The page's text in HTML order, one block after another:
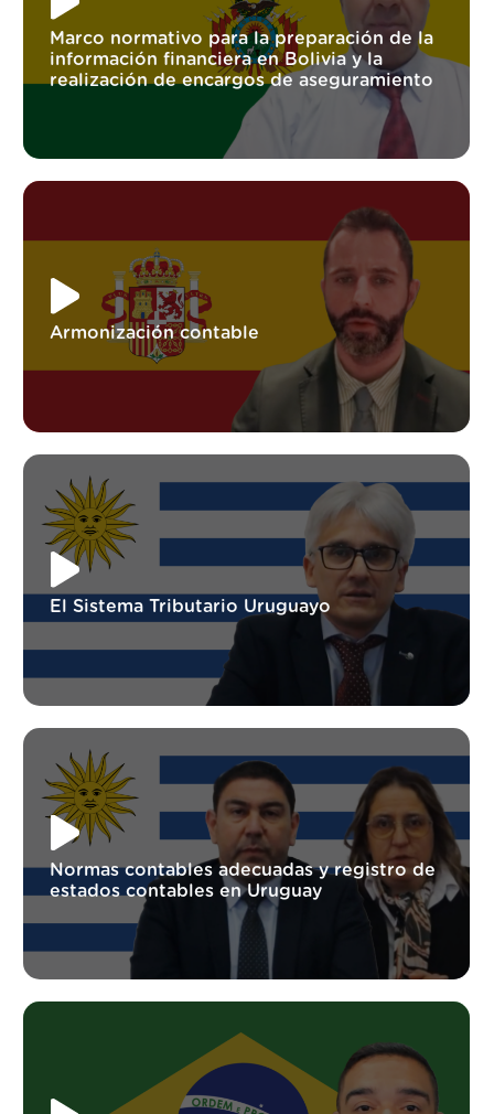
Marco normativo para la preparación de la
información financiera en Bolivia y la
realización de encargos de aseguramiento
Armonización contable
El Sistema Tributario Uruguayo
Normas contables adecuadas y registro de
estados contables en Uruguay